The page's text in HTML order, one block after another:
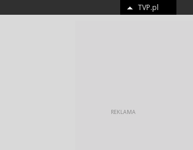
TVP.pl